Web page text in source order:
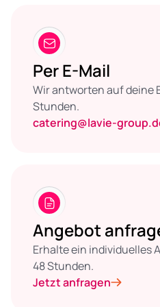
Per E-Mail
Wir antworten auf deine
Stunden.
catering@lavie-
Angebot
Erhalte ein individuelles
48 Stunden.
Jetzt anfragen